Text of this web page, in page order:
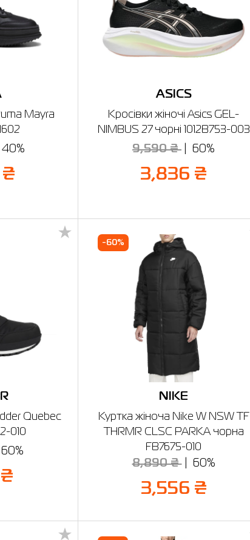
Mayra
40%
₴
ASICS
Кросівки жіночі Asics GEL-
NIMBUS 27 чорні 1012B753-003
9,590 ₴ 60%
3,836 ₴
Quebec
010
60%
₴
-60%
NIKE
Куртка жіноча Nike W NSW TF
THRMR CLSC PARKA чорна
FB7675-010
8,890 ₴ 60%
3,556 ₴